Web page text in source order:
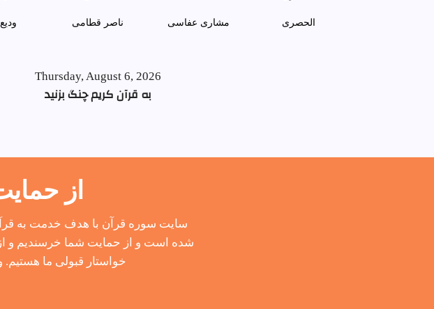
الحصری مشاری عفاسی ناصر قطامی
Thursday, August 6, 2026
به قرآن کریم چنگ بزنید
از
سایت سوره قرآن با هدف خدمت به
شده است و از حمایت شما خرسندیم و از
خواستار قبولی ما